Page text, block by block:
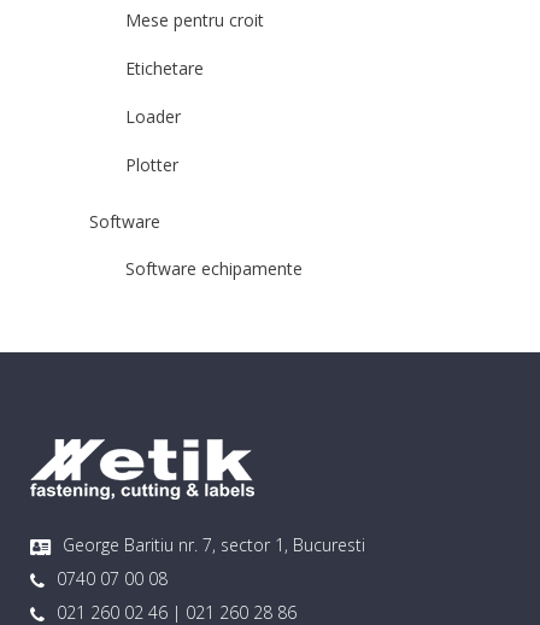
Mese pentru croit
Etichetare
Loader
Plotter
Software
Software echipamente
George Baritiu nr. 7, sector 1, Bucuresti
0740 07 00 08
021 260 02 46 | 021 260 28 86